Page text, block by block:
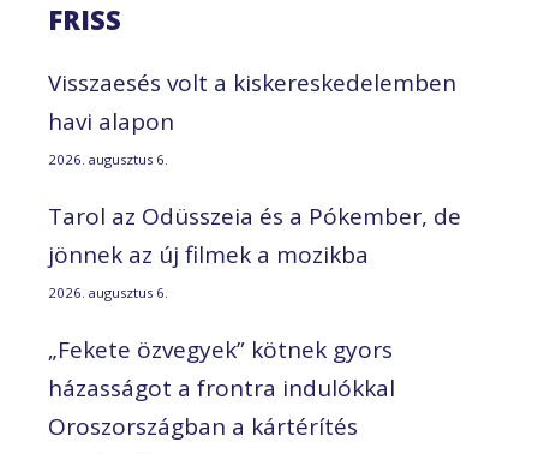
FRISS
Visszaesés volt a kiskereskedelemben
havi alapon
2026. augusztus 6.
Tarol az Odüsszeia és a Pókember, de
jönnek az új filmek a mozikba
2026. augusztus 6.
„Fekete özvegyek” kötnek gyors
házasságot a frontra indulókkal
Oroszországban a kártérítés